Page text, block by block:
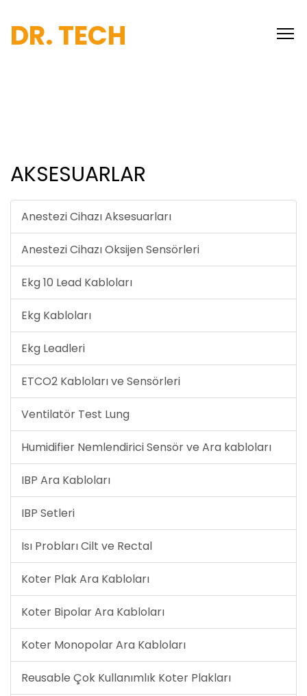
DR. TECH
AKSESUARLAR
Anestezi Cihazı Aksesuarları
Anestezi Cihazı Oksijen Sensörleri
Ekg 10 Lead Kabloları
Ekg Kabloları
Ekg Leadleri
ETCO2 Kabloları ve Sensörleri
Ventilatör Test Lung
Humidifier Nemlendirici Sensör ve Ara kabloları
IBP Ara Kabloları
IBP Setleri
Isı Probları Cilt ve Rectal
Koter Plak Ara Kabloları
Koter Bipolar Ara Kabloları
Koter Monopolar Ara Kabloları
Reusable Çok Kullanımlık Koter Plakları